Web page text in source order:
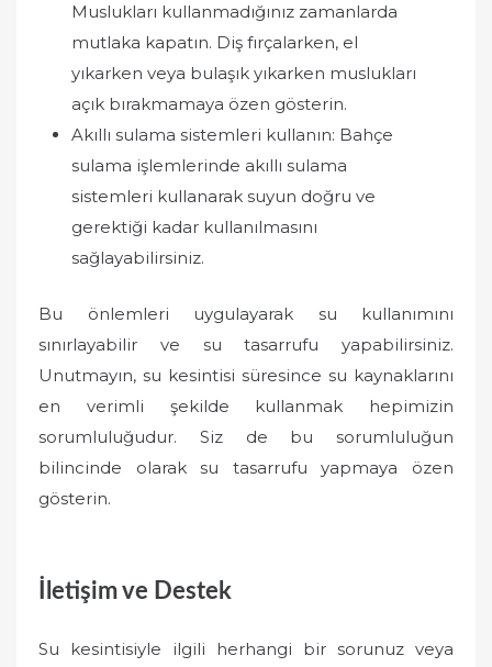
Muslukları kullanmadığınız zamanlarda
mutlaka kapatın. Diş fırçalarken, el
yıkarken veya bulaşık yıkarken muslukları
açık bırakmamaya özen gösterin.
Akıllı sulama sistemleri kullanın: Bahçe
sulama işlemlerinde akıllı sulama
sistemleri kullanarak suyun doğru ve
gerektiği kadar kullanılmasını
sağlayabilirsiniz.
Bu önlemleri uygulayarak su kullanımını
sınırlayabilir ve su tasarrufu yapabilirsiniz.
Unutmayın, su kesintisi süresince su kaynaklarını
en verimli şekilde kullanmak hepimizin
sorumluluğudur. Siz de bu sorumluluğun
bilincinde olarak su tasarrufu yapmaya özen
gösterin.
İletişim ve Destek
Su kesintisiyle ilgili herhangi bir sorunuz veya